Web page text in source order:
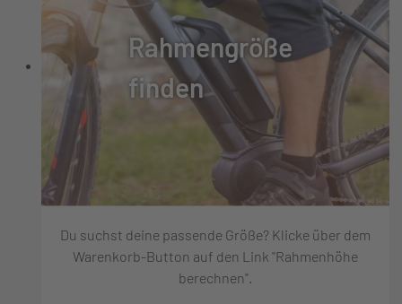
Rahmengröße
finden
Du suchst deine passende Größe? Klicke über dem
Warenkorb-Button auf den Link "Rahmenhöhe
berechnen".